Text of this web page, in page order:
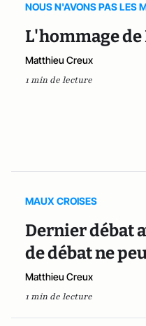
NOUS N'AVONS PAS LES
L'hommage de
Matthieu Creux
1 min de lecture
MAUX CROISES
Dernier débat
de débat ne
Matthieu Creux
1 min de lecture